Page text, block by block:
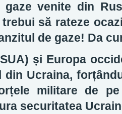
gaze venite din
să rateze
de gaze! Da
și Europa
din Ucraina,
militare de
securitatea